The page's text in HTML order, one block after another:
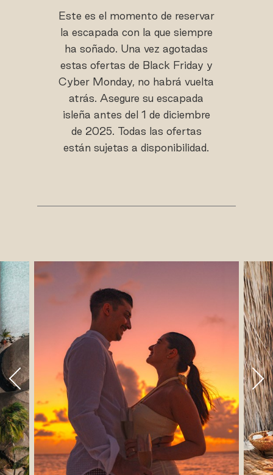
Este es el momento de reservar
la escapada con la que siempre
ha soñado. Una vez agotadas
estas ofertas de Black Friday y
Cyber Monday, no habrá vuelta
atrás. Asegure su escapada
isleña antes del 1 de diciembre
de 2025. Todas las ofertas
están sujetas a disponibilidad.